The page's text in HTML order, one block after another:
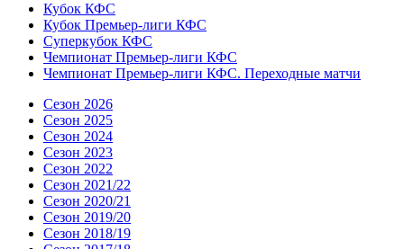
Кубок КФС
Кубок Премьер-лиги КФС
Суперкубок КФС
Чемпионат Премьер-лиги КФС
Чемпионат Премьер-лиги КФС. Переходные матчи
Сезон 2026
Сезон 2025
Сезон 2024
Сезон 2023
Сезон 2022
Сезон 2021/22
Сезон 2020/21
Сезон 2019/20
Сезон 2018/19